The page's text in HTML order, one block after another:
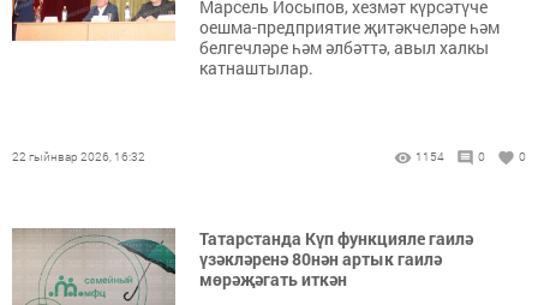
Марсель Йосыпов, хезмәт күрсәтүче
оешма-предприятие җитәкчеләре һәм
белгечләре һәм әлбәттә, авыл халкы
катнаштылар.
22 гыйнвар 2026, 16:32 1154 0 0
Татарстанда Күп функцияле гаилә
үзәкләренә 80нән артык гаилә
мөрәҗәгать иткән